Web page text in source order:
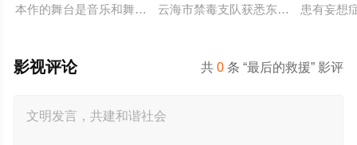
本作的舞台是音乐和舞蹈融入生活的冲绳。与母亲朱音、妹妹
云海市禁毒支队获悉东南亚毒王廖爷
患有妄想
共0 条 “最后的救援” 影评
影视评论